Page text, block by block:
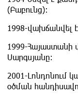
(Բաբունց):
1998-վախճանվել
1999-Հայաստանի
Սարգսյանը։
2001-Լոնդոնում
օծման